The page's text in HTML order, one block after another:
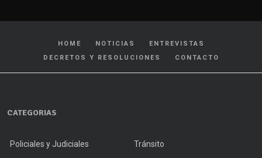
HOME NOTICIAS
ENTREVISTAS
DECRETOS Y RESOLUCIONES
CONTACTO
CATEGORIAS
Policiales y Judiciales Tránsito